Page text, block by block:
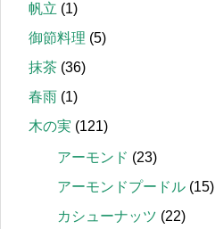
帆立 (1)
御節料理 (5)
抹茶 (36)
春雨 (1)
木の実 (121)
アーモンド (23)
アーモンドプードル (15)
カシューナッツ (22)